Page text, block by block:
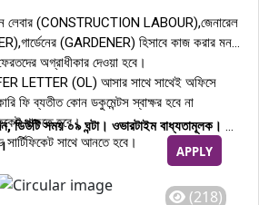
লেবার (CONSTRUCTION LABOUR),জেনারেল
(GARDENER) হিসাবে কাজ করার মন
অগ্রাধীকার দেওয়া হবে।
LETTER (OL) আসার সাথে সাথেই অফিসে
ফি ব্যতীত কোন ডকুমেন্টস স্বাক্ষর হবে না
থাকতে হবে।
সার্টিফিকেট সাথে আনতে হবে।
বাংলা এবং ইংরেজতে অনলাইন থাকতে হবে।
সত্যায়ন প্রয়োজন নেই, এনালক হয় তাহলে
ডিউটি সময় ০৯ ঘন্টা। ওভারটাইম বাধ্যতামূলক।
থেকে ৪৫ দিন।
হবে।
(218)
APPLY